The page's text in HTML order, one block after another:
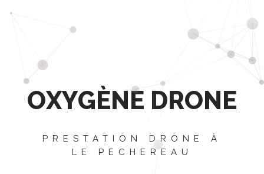
OXYGÈNE DRONE
PRESTATION DRONE À
LE PECHEREAU